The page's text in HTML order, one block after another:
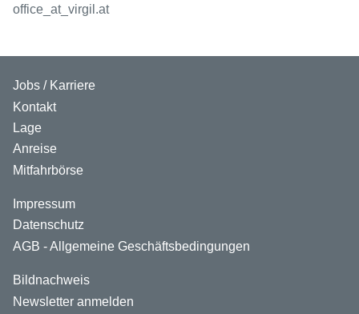
office _at_ virgil.at
Jobs / Karriere
Kontakt
Lage
Anreise
Mitfahrbörse
Impressum
Datenschutz
AGB - Allgemeine Geschäftsbedingungen
Bildnachweis
Newsletter anmelden